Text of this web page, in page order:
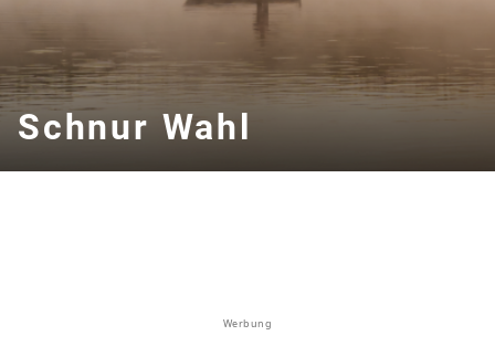
Schnur Wahl
Werbung